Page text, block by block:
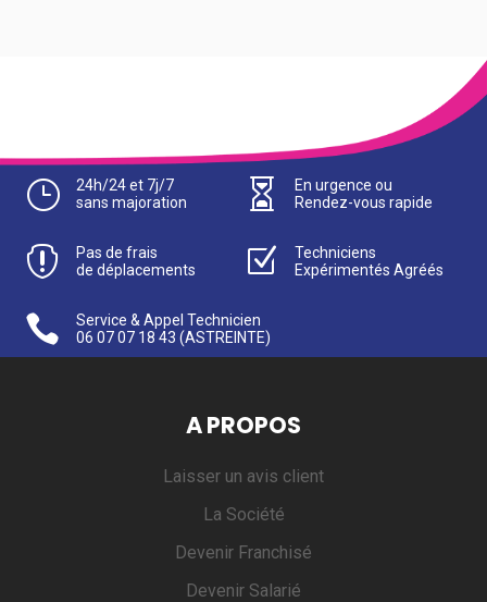
}
24h/24 et 7j/7
sans majoration

En urgence ou
Rendez-vous rapide

Pas de frais
de déplacements
Z
Techniciens
Expérimentés Agréés

Service & Appel Technicien
06 07 07 18 43 (ASTREINTE)
A PROPOS
Laisser un avis client
La Société
Devenir Franchisé
Devenir Salarié